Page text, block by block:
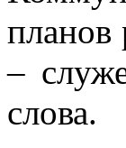
планов
–
слова.